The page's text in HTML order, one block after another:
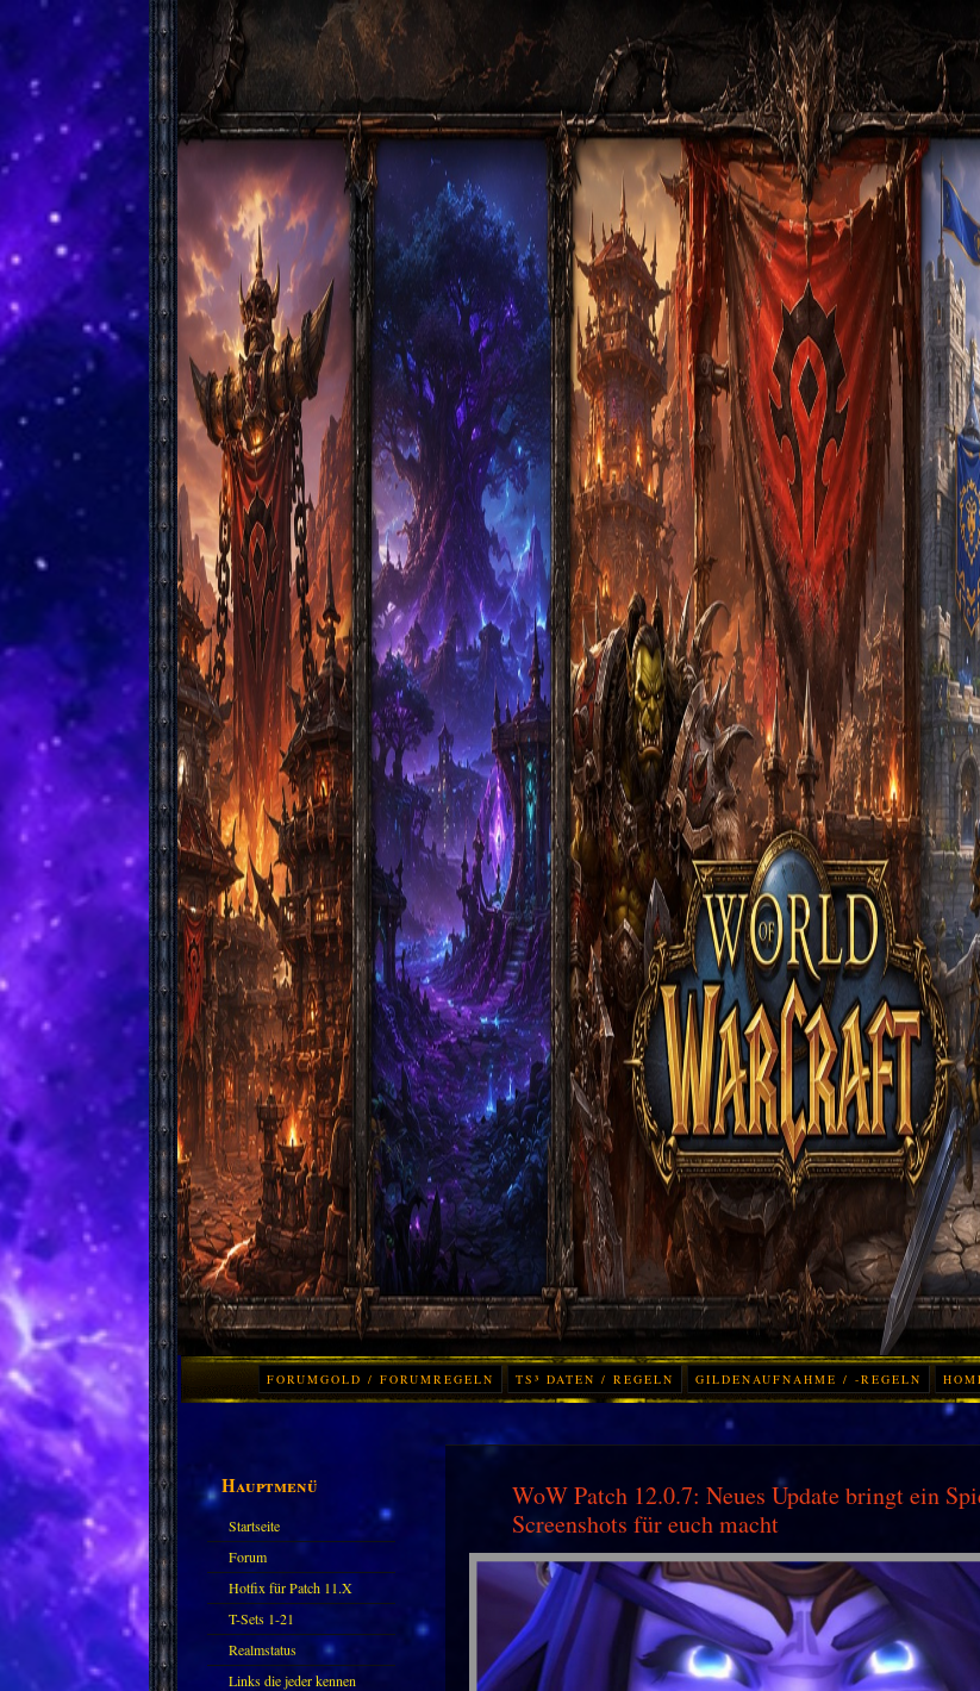
FORUMGOLD / FORUMREGELN TS³ DATEN / REGELN GILDENAUFNAHME / -REGELN
Hauptmenü
Startseite
Forum
Hotfix für Patch 11.X
T-Sets 1-21
Realmstatus
Links die jeder kennen
WoW Patch 12.0.7: Neues Update bringt ein
Screenshots für euch macht